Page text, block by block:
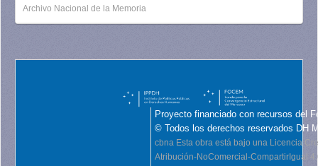
Archivo Nacional de la Memoria
Proyecto financiado con recursos del
© Todos los derechos reservados DH
cbna Esta obra está bajo una Licencia
Atribución-NoComercial-CompartirIgual